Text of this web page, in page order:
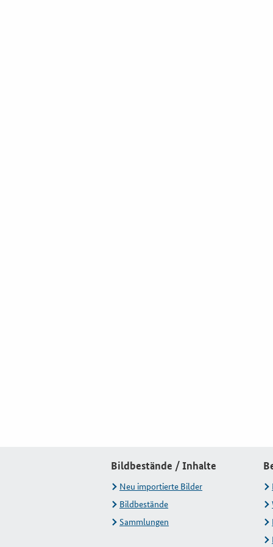
Bildbestände / Inhalte
Neu importierte Bilder
Bildbestände
Sammlungen